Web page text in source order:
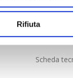
Rifiuta
CONTACT US
Scheda